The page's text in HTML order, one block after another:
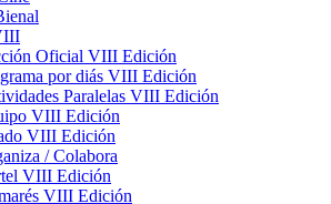
Oficial VIII Edición
por diás VIII Edición
Paralelas VIII Edición
VIII Edición
VIII Edición
/ Colabora
VIII Edición
VIII Edición